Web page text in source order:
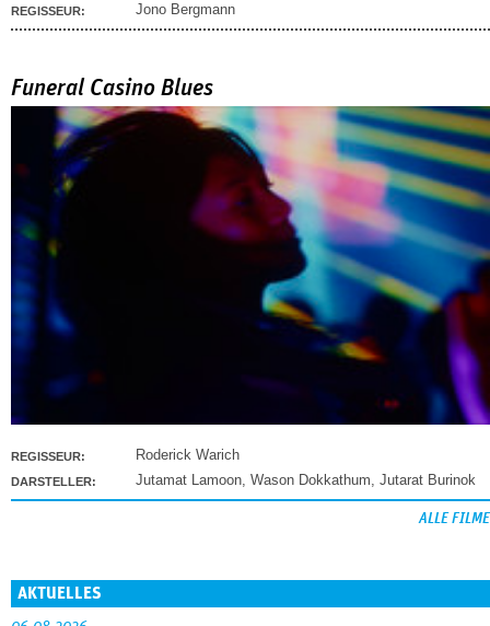
REGISSEUR: Jono Bergmann
Funeral Casino Blues
REGISSEUR: Roderick Warich
DARSTELLER: Jutamat Lamoon, Wason Dokkathum, Jutarat Burinok
ALLE FILME
AKTUELLES